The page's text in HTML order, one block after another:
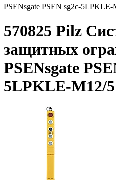
PSENsgate PSEN sg2c-5LPKLE-
570825 Pilz
защитных
PSENsgate
5LPKLE-M12/